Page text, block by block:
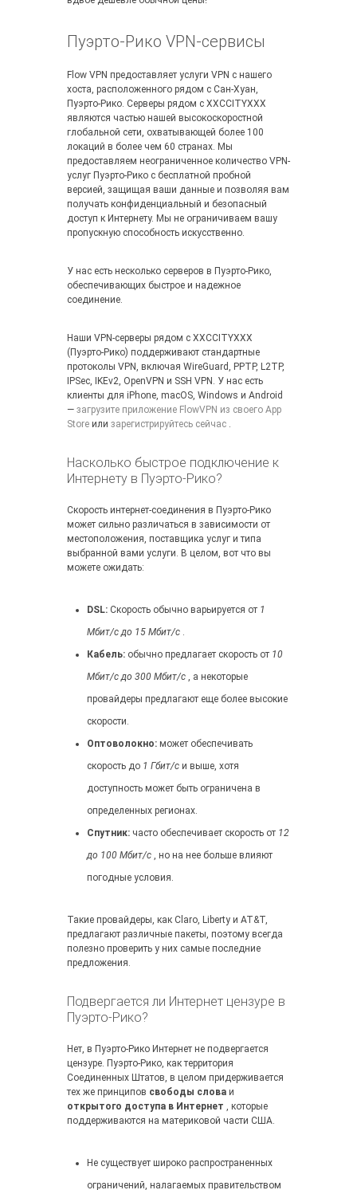
Пуэрто-Рико VPN-сервисы
Flow VPN предоставляет услуги VPN с нашего
хоста, расположенного рядом с Сан-Хуан,
Пуэрто-Рико. Серверы рядом с XXCCITYXXX
являются частью нашей высокоскоростной
глобальной сети, охватывающей более 100
локаций в более чем 60 странах. Мы
предоставляем неограниченное количество VPN-
услуг Пуэрто-Рико с бесплатной пробной
версией, защищая ваши данные и позволяя вам
получать конфиденциальный и безопасный
доступ к Интернету. Мы не ограничиваем вашу
пропускную способность искусственно.
У нас есть несколько серверов в Пуэрто-Рико,
обеспечивающих быстрое и надежное
соединение.
Наши VPN-серверы рядом с XXCCITYXXX
(Пуэрто-Рико) поддерживают стандартные
протоколы VPN, включая WireGuard, PPTP, L2TP,
IPSec, IKEv2, OpenVPN и SSH VPN. У нас есть
клиенты для iPhone, macOS, Windows и Android
— загрузите приложение FlowVPN из своего App
Store или зарегистрируйтесь сейчас .
Насколько быстрое подключение к
Интернету в Пуэрто-Рико?
Скорость интернет-соединения в Пуэрто-Рико
может сильно различаться в зависимости от
местоположения, поставщика услуг и типа
выбранной вами услуги. В целом, вот что вы
можете ожидать:
DSL: Скорость обычно варьируется от 1
Мбит/с до 15 Мбит/с .
Кабель: обычно предлагает скорость от 10
Мбит/с до 300 Мбит/с , а некоторые
провайдеры предлагают еще более высокие
скорости.
Оптоволокно: может обеспечивать
скорость до 1 Гбит/с и выше, хотя
доступность может быть ограничена в
определенных регионах.
Спутник: часто обеспечивает скорость от 12
до 100 Мбит/с , но на нее больше влияют
погодные условия.
Такие провайдеры, как Claro, Liberty и AT&T,
предлагают различные пакеты, поэтому всегда
полезно проверить у них самые последние
предложения.
Подвергается ли Интернет цензуре в
Пуэрто-Рико?
Нет, в Пуэрто-Рико Интернет не подвергается
цензуре. Пуэрто-Рико, как территория
Соединенных Штатов, в целом придерживается
тех же принципов свободы слова и
открытого доступа в Интернет , которые
поддерживаются на материковой части США.
Не существует широко распространенных
ограничений, налагаемых правительством